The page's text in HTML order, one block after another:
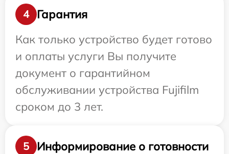
4
Гарантия
Как только устройство будет готово
и оплаты услуги Вы получите
документ о гарантийном
обслуживании устройства Fujifilm
сроком до 3 лет.
5
Информирование о готовности